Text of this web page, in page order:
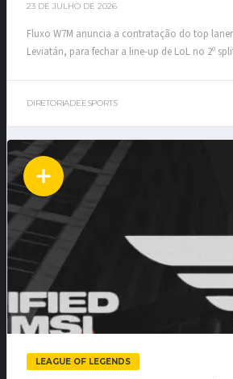
23 DE JULHO DE 2026
Fluxo W7M anuncia a contratação do top laner
Leviatán, para fechar a line-up de LoL no 2º
DIRETORIADEESPORTS
LEAGUE OF LEGENDS